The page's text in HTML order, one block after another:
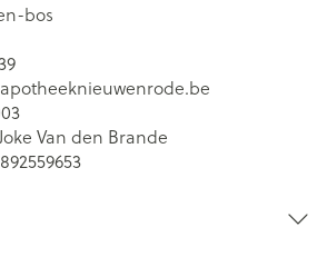
bos
apotheeknieuwenrode.be
Van den Brande